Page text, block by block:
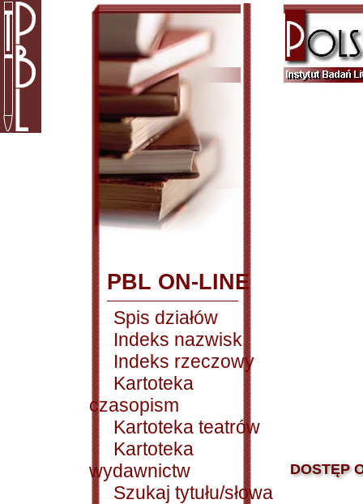
PBL ON-LINE
Spis działów
Indeks nazwisk
Indeks rzeczowy
Kartoteka
czasopism
Kartoteka teatrów
Kartoteka
wydawnictw
Szukaj tytułu/słowa
DOSTĘP